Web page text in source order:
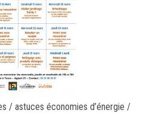
/ astuces économies d’énergie /